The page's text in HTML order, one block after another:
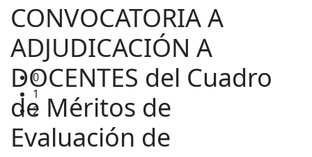
CONVOCATORIA A
ADJUDICACIÓN A
DOCENTES del Cuadro
de Méritos de
Evaluación de